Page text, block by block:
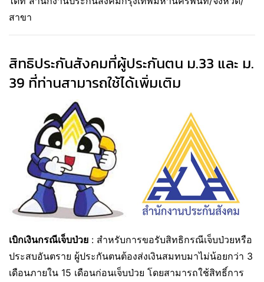
สาขา
สิทธิประกันสังคมที่ผู้ประกันตน ม.33 และ ม.
39 ที่ท่านสามารถใช้ได้เพิ่มเติม
เบิกเงินกรณีเจ็บป่วย : สำหรับการขอรับสิทธิกรณีเจ็บป่วยหรือ
ประสบอันตราย ผู้ประกันตนต้องส่งเงินสมทบมาไม่น้อยกว่า 3
เดือนภายใน 15 เดือนก่อนเจ็บป่วย โดยสามารถใช้สิทธิ์การ